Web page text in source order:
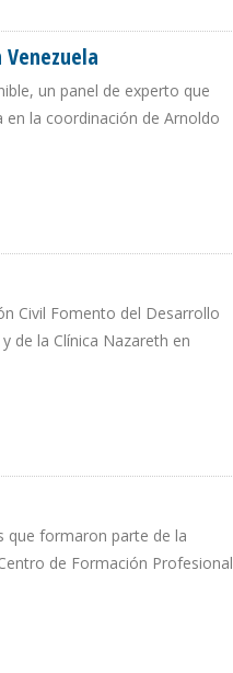
un panel de experto que
la coordinación de Arnoldo
Civil Fomento del Desarrollo
de la Clínica Nazareth en
que formaron parte de la
de Formación Profesional